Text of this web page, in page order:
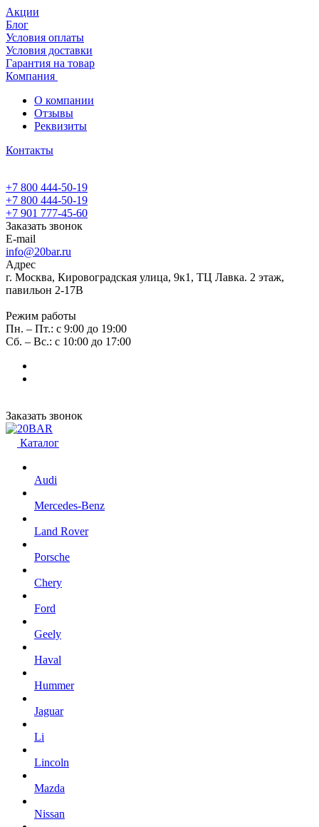
Акции
Блог
Условия оплаты
Условия доставки
Гарантия на товар
Компания
О компании
Отзывы
Реквизиты
Контакты
+7 800 444-50-19
+7 800 444-50-19
+7 901 777-45-60
Заказать звонок
E-mail
info@20bar.ru
Адрес
г. Москва, Кировоградская улица, 9к1, ТЦ Лавка. 2 этаж,
павильон 2-17В
Режим работы
Пн. – Пт.: с 9:00 до 19:00
Сб. – Вс.: с 10:00 до 17:00
Заказать звонок
Каталог
Audi
Mercedes-Benz
Land Rover
Porsche
Chery
Ford
Geely
Haval
Hummer
Jaguar
Li
Lincoln
Mazda
Nissan